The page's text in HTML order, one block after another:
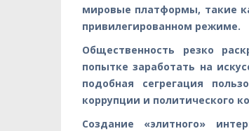
мировые платформы, такие
привилегированном режиме.
Общественность резко
попытке заработать на
подобная сегрегация
коррупции и политического
Создание «элитного»